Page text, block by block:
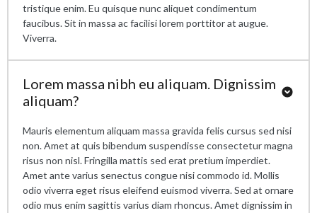
tristique enim. Eu quisque nunc aliquet condimentum
faucibus. Sit in massa ac facilisi lorem porttitor at augue.
Viverra.
Lorem massa nibh eu aliquam. Dignissim
aliquam?
Mauris elementum aliquam massa gravida felis cursus sed nisi
non. Amet at quis bibendum suspendisse consectetur magna
risus non nisl. Fringilla mattis sed erat pretium imperdiet.
Amet ante varius senectus congue nisi commodo id. Mollis
odio viverra eget risus eleifend euismod viverra. Sed at ornare
odio mus enim sagittis varius diam rhoncus. Amet dignissim in